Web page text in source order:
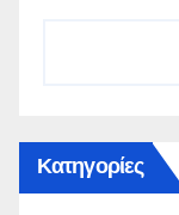
Κατηγορίες